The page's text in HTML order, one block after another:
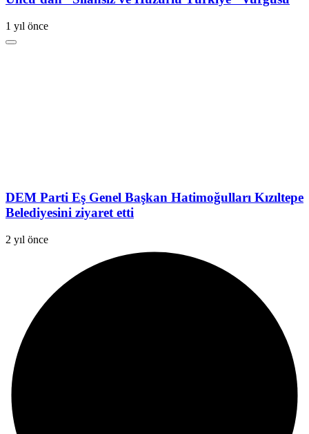
1 yıl önce
DEM Parti Eş Genel Başkan Hatimoğulları Kızıltepe
Belediyesini ziyaret etti
2 yıl önce